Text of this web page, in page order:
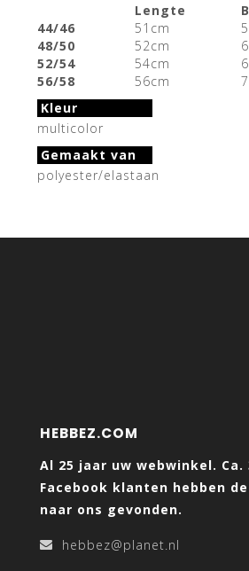
Lengte
44/46
51cm
48/50
52cm
52/54
54cm
56/58
56cm
Kleur
multicolor
Gemaakt van
polyester/elastaan
HEBBEZ.COM
Al 25 jaar uw webwinkel. Ca.
Facebook klanten hebben
naar ons gevonden.
hebbez@planet.nl